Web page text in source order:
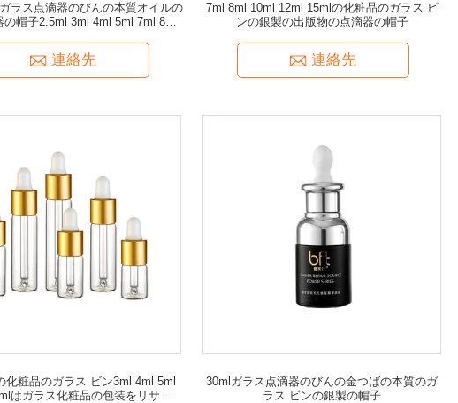
ラス点滴器のびんの本質オイルの
の帽子2.5ml 3ml 4ml 5ml 7ml 8ml
連絡先
7ml 8ml 10ml 12ml 15mlの化粧品のガラス ビ
ンの銀製の出版物の点滴器の帽子
連絡先
化粧品のガラス ビン3ml 4ml 5ml
はガラス化粧品の包装をリサイク
30mlガラス点滴器のびんの金つばの本質のガ
ラス ビンの銀製の帽子